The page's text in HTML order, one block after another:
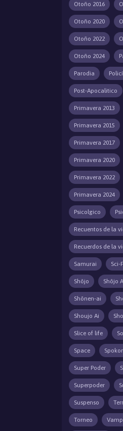
Otoño 2016
Otoño 2020
Otoño 2022
Otoño 2024
Parodia
Post-Apocalitico
Primavera 2013
Primavera 2015
Primavera 2017
Primavera 2020
Primavera 2022
Primavera 2024
Psicolgico
Recuentos de la
Recuerdos de la
Samurai Sci-
Shōjo Shōjo
Shōnen-ai
Shoujo Ai
Slice of life
Space
Super Poder
Superpoder
Suspenso
Torneo